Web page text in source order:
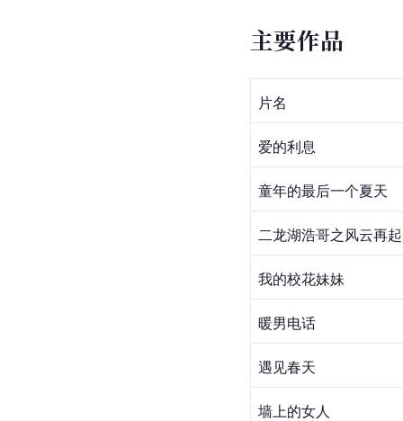
主要作品
​片名
爱的利息
童年的最后一个夏天
二龙湖浩哥之风云再起
我的校花妹妹
暖男电话
​遇见春天
墙上的女人